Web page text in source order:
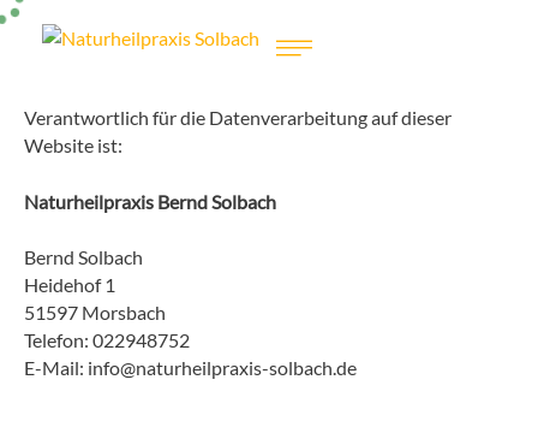
Datenschutzerklärung
1. Verantwortlicher
Verantwortlich für die Datenverarbeitung auf dieser
Website ist:
Naturheilpraxis Bernd Solbach
Bernd Solbach
Heidehof 1
51597 Morsbach
Telefon: 022948752
E-Mail: info@naturheilpraxis-solbach.de